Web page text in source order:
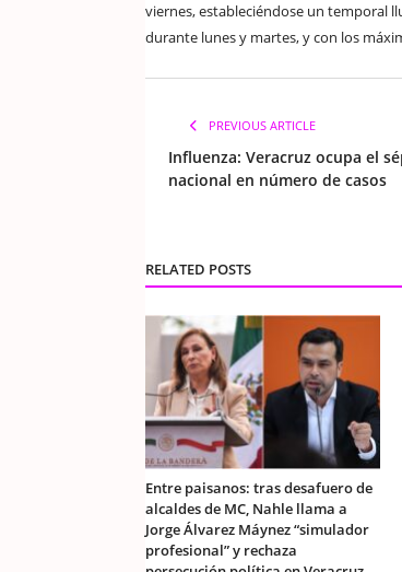
viernes, estableciéndose un temporal
durante lunes y martes, y con los
PREVIOUS ARTICLE
Influenza: Veracruz ocupa el
nacional en número de casos
RELATED POSTS
Entre paisanos: tras desafuero de
alcaldes de MC, Nahle llama a
Jorge Álvarez Máynez “simulador
profesional” y rechaza